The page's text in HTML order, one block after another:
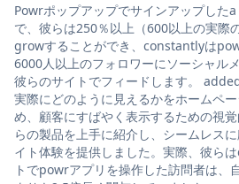
Powrポップアップでサインアップし
で、彼らは250％以上（600以上の実際
growすることができ、constantlyは
6000人以上のフォロワーにソーシャル
彼らのサイトでフィードします。
実際にどのように見えるかをホームペ
め、顧客にすばやく表示するための視
らの製品を上手に紹介し、シームレス
イト体験を提供しました。実際、彼ら
トでpowrアプリを操作した訪問者は、